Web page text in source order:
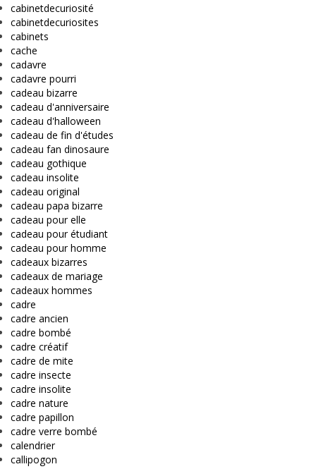
cabinetdecuriosité
cabinetdecuriosites
cabinets
cache
cadavre
cadavre pourri
cadeau bizarre
cadeau d'anniversaire
cadeau d'halloween
cadeau de fin d'études
cadeau fan dinosaure
cadeau gothique
cadeau insolite
cadeau original
cadeau papa bizarre
cadeau pour elle
cadeau pour étudiant
cadeau pour homme
cadeaux bizarres
cadeaux de mariage
cadeaux hommes
cadre
cadre ancien
cadre bombé
cadre créatif
cadre de mite
cadre insecte
cadre insolite
cadre nature
cadre papillon
cadre verre bombé
calendrier
callipogon